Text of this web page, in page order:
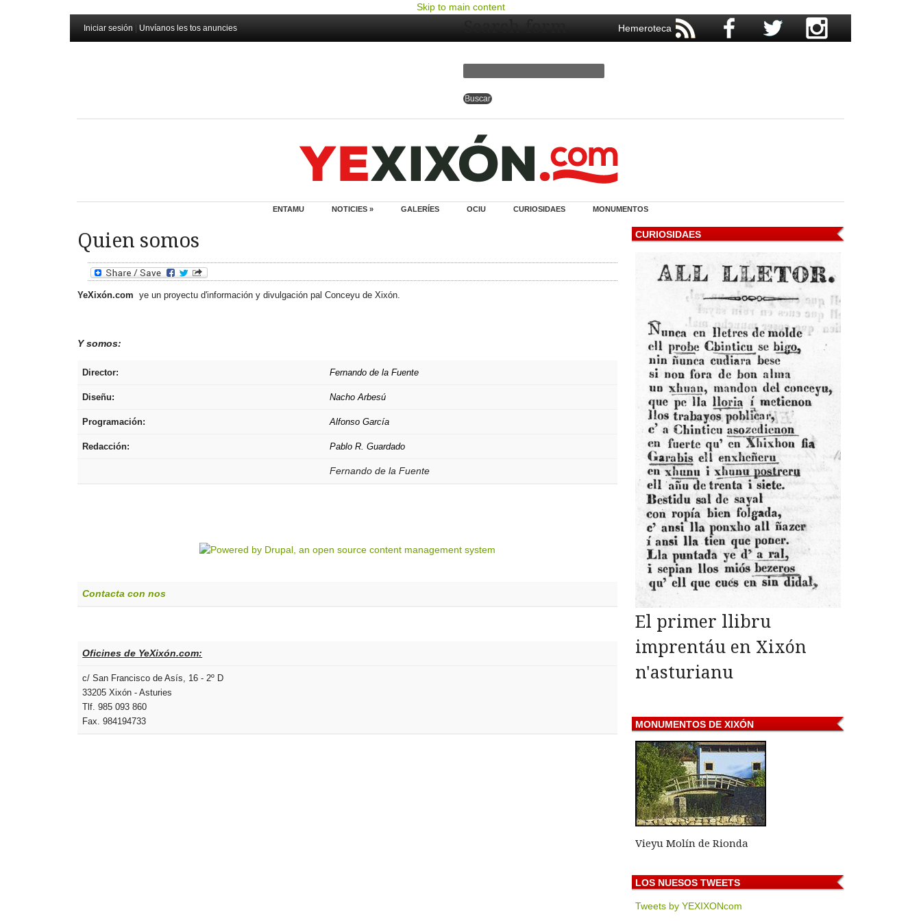
Skip to main content
Iniciar sesión Unvíanos les tos anuncies Hemeroteca
Search form
ENTAMU NOTICIES » GALERÍES OCIU CURIOSIDAES MONUMENTOS
Quien somos
YeXixón.com ye un proyectu d'información y divulgación pal Conceyu de Xixón.
Y somos:
Director: Fernando de la Fuente
Diseñu: Nacho Arbesú
Programación: Alfonso García
Redacción: Pablo R. Guardado
Fernando de la Fuente
Contacta con nos
Oficines de YeXixón.com:
c/ San Francisco de Asís, 16 - 2º D
33205 Xixón - Asturies
Tlf. 985 093 860
Fax. 984194733
CURIOSIDAES
El primer llibru
imprentáu en Xixón
n'asturianu
MONUMENTOS DE XIXÓN
Vieyu Molín de Rionda
LOS NUESOS TWEETS
Tweets by YEXIXONcom